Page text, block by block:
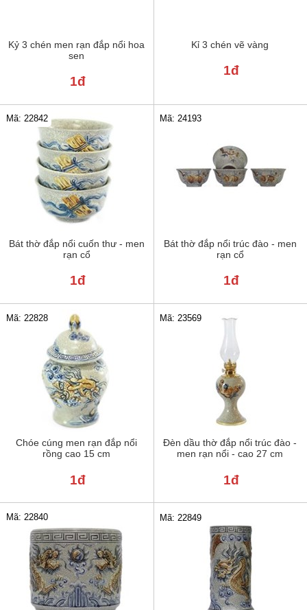
Kỷ 3 chén men rạn đắp nổi hoa
sen
1đ
Kỉ 3 chén vẽ vàng
1đ
Bát thờ đắp nổi cuốn thư - men
rạn cổ
Mã: 22842
1đ
Bát thờ đắp nổi trúc đào - men
rạn cổ
Mã: 24193
1đ
Chóe cúng men rạn đắp nổi
rồng cao 15 cm
Mã: 22828
1đ
Đèn dầu thờ đắp nổi trúc đào -
men rạn nổi - cao 27 cm
Mã: 23569
1đ
Mã: 22840 Mã: 22849